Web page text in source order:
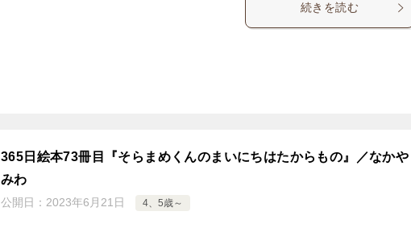
続きを読む
365日絵本73冊目『そらまめくんのまいにちはたからもの』／なかや
みわ
公開日： 2023年6月21日 4、5歳～